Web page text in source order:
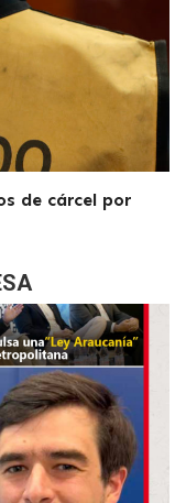
de cárcel por